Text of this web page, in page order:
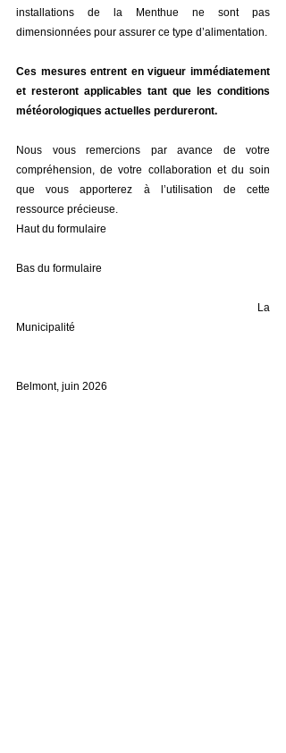
installations de la Menthue ne sont pas
dimensionnées pour assurer ce type d’alimentation.
Ces mesures entrent en vigueur immédiatement
et resteront applicables tant que les conditions
météorologiques actuelles perdureront.
Nous vous remercions par avance de votre
compréhension, de votre collaboration et du soin
que vous apporterez à l’utilisation de cette
ressource précieuse.
Haut du formulaire
Bas du formulaire
La
Municipalité
Belmont, juin 2026